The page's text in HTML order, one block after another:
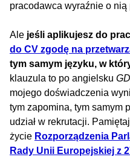
pracodawca wyraźnie o nią
Ale jeśli aplikujesz do
do CV zgodę na
tym samym języku, w
klauzula to po angielsku
mojego doświadczenia
tym zapomina, tym samym
udział w rekrutacji.
życie Rozporządzenia
Rady Unii Europejskiej z